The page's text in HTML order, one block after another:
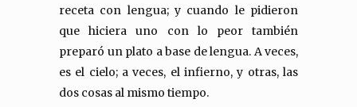
receta con lengua; y cuando le pidieron
que hiciera uno con lo peor también
preparó un plato a base de lengua. A veces,
es el cielo; a veces, el infierno, y otras, las
dos cosas al mismo tiempo.